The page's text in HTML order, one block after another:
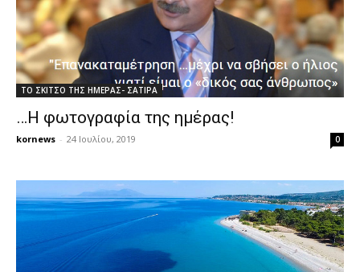
ΤΟ ΣΚΙΤΣΟ ΤΗΣ ΗΜΕΡΑΣ- ΣΑΤΙΡΑ
…Η φωτογραφία της ημέρας!
kornews - 24 Ιουλίου, 2019 0